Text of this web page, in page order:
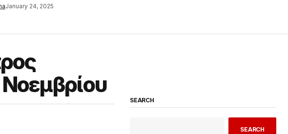
January 24, 2025
SEARCH
SEARCH